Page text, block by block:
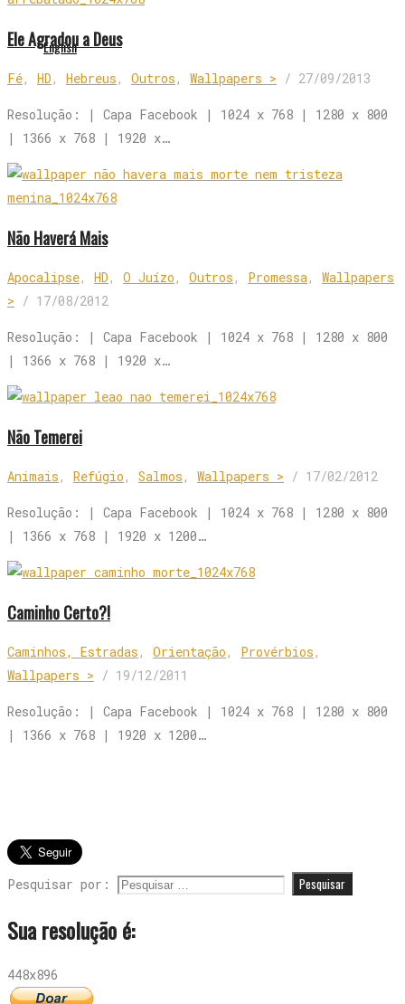
English
Ele Agradou a Deus
Fé, HD , Hebreus , Outros , Wallpapers > / 27/09/2013
Resolução: | Capa Facebook | 1024 x 768 | 1280 x 800
| 1366 x 768 | 1920 x…
Não Haverá Mais
Apocalipse, HD , O Juízo , Outros , Promessa, Wallpapers
> / 17/08/2012
Resolução: | Capa Facebook | 1024 x 768 | 1280 x 800
| 1366 x 768 | 1920 x…
Não Temerei
Animais , Refúgio , Salmos , Wallpapers > / 17/02/2012
Resolução: | Capa Facebook | 1024 x 768 | 1280 x 800
| 1366 x 768 | 1920 x 1200…
Caminho Certo?!
Caminhos, Estradas , Orientação , Provérbios ,
Wallpapers > / 19/12/2011
Resolução: | Capa Facebook | 1024 x 768 | 1280 x 800
| 1366 x 768 | 1920 x 1200…
Pesquisar por:
Sua resolução é:
448x896